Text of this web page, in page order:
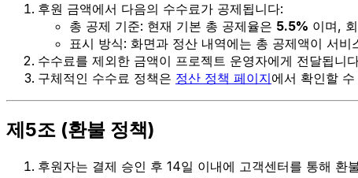
후원 금액에서 다음의 수수료가 공제됩니다:
총 공제 기준: 현재 기본 총 공제율은 5.5% 이며,
표시 방식: 화면과 정산 내역에는 총 공제액이 서비
수수료를 제외한 금액이 프로젝트 운영자에게 전달됩니
구체적인 수수료 정책은 정산 정책 페이지에서 확인할
제5조 (환불 정책)
후원자는 결제 승인 후 14일 이내에 고객센터를 통해 환